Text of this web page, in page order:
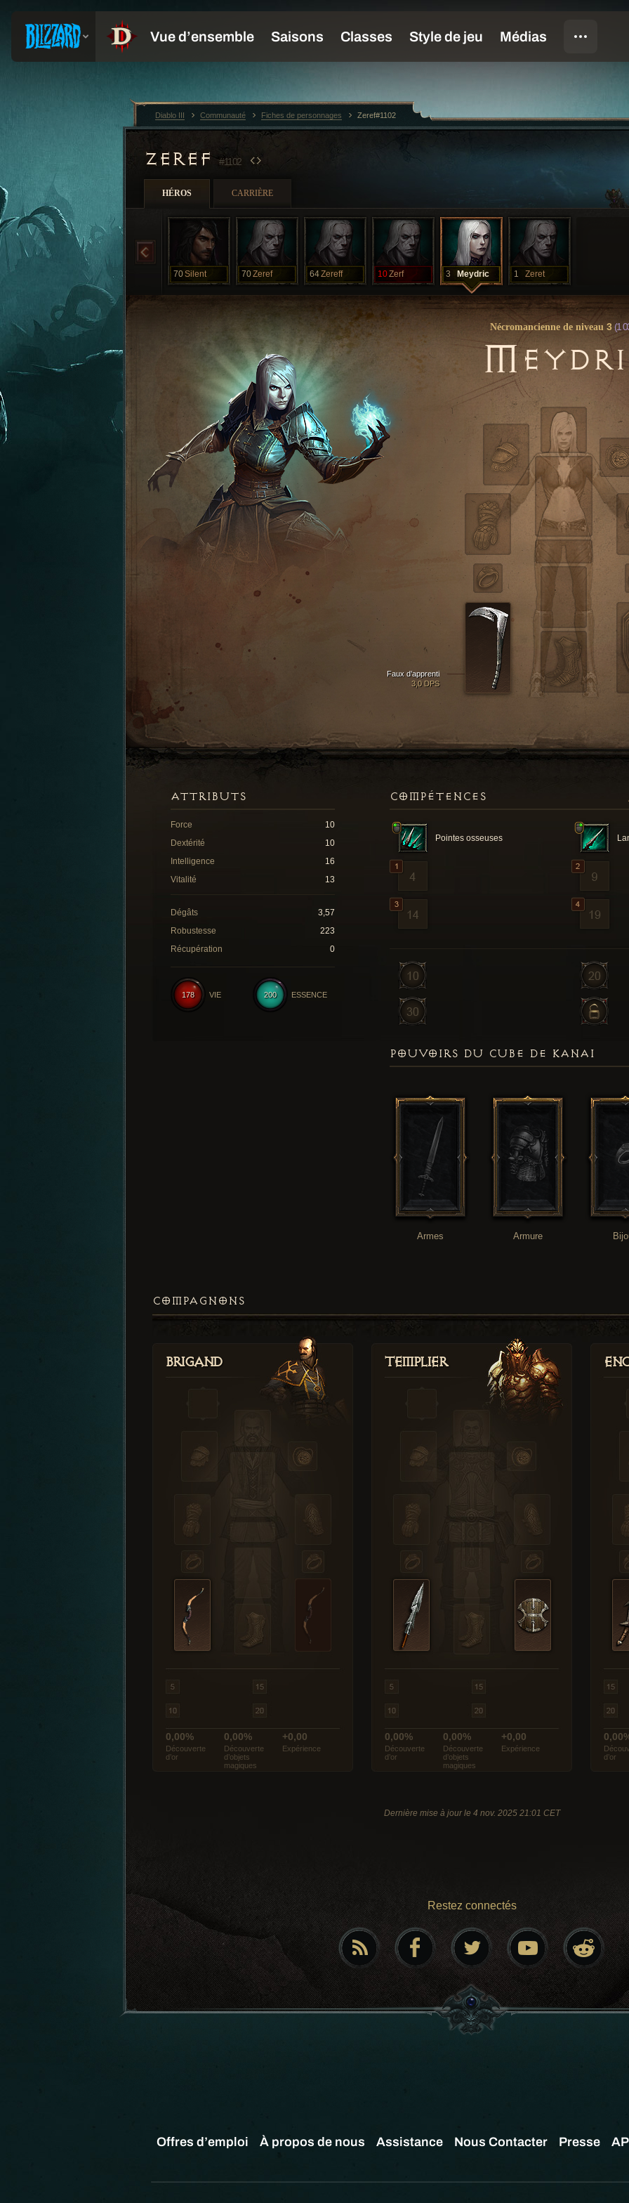
ZEREF#1102
HÉROS CARRIÈRE
70Silent 70Zeref 64Zereff 10Zerf 3 Meydric 1 Zeret
Nécromancienne de niveau 3 (1
M
Faux d’apprenti
3,0 DPS
COMPÉTENCES
Pointes osseuses
ATTRIBUTS
Force
10
Dextérité
10
Intelligence
16
Vitalité
13
Dégâts
3,57
Robustesse
223
Récupération
0
200 ESSENCE
178 VIE
POUVOIRS DU CUBE DE KANAI
Armes Armure
COMPAGNONS
Brigand
0,00%
Découverte
d’or
0,00%
Découverte
d’objets
magiques
+0,00
Expérience
Templier
0,00%
Découverte
d’or
0,00%
Découverte
d’objets
magiques
+0,00
Expérience
d’or
Dernière mise à jour le 4 nov. 2025 21:01 CET
Restez connectés
Diablo III Communauté Fiches de personnages Zeref#1102